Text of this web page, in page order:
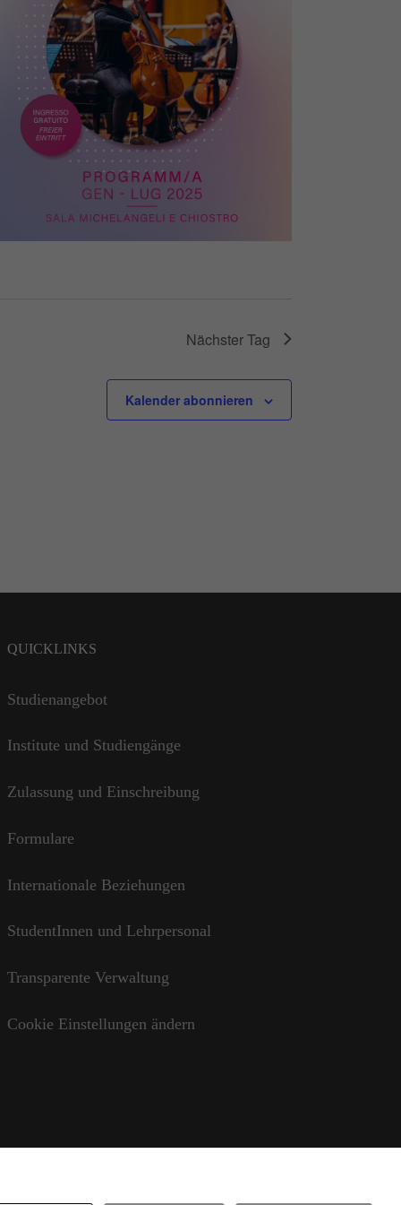
Nächster Tag
Kalender abonnieren
QUICKLINKS
Studienangebot
Institute und Studiengänge
Zulassung und Einschreibung
Formulare
Internationale Beziehungen
StudentInnen und Lehrpersonal
Transparente Verwaltung
Cookie Einstellungen ändern